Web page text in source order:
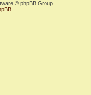
© phpBB Group